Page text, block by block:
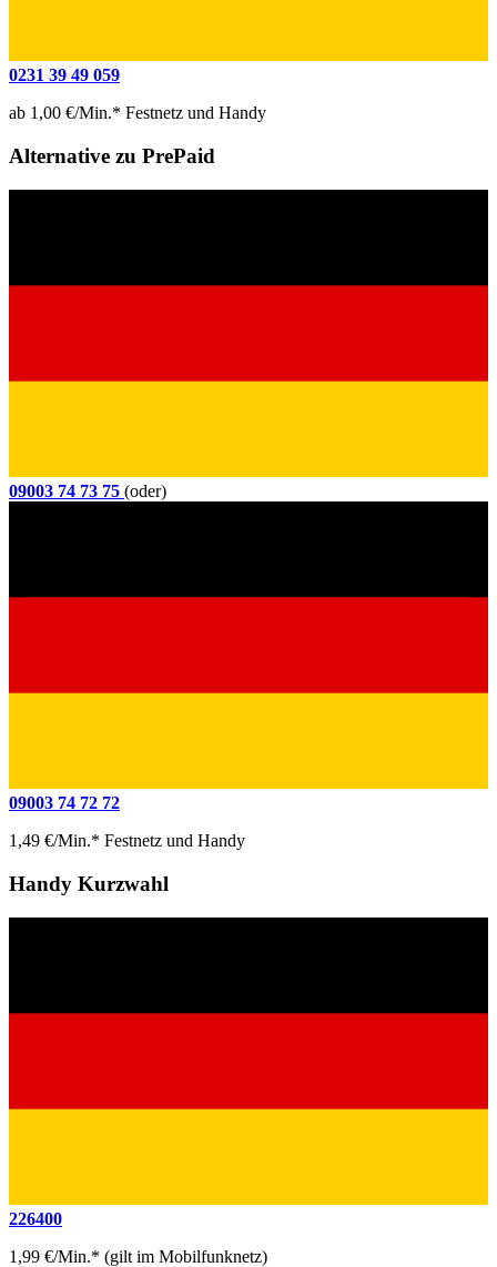
0231 39 49 059
ab 1,00 €/Min.* Festnetz und Handy
Alternative zu PrePaid
09003 74 73 75 (oder)
09003 74 72 72
1,49 €/Min.* Festnetz und Handy
Handy Kurzwahl
226400
1,99 €/Min.* (gilt im Mobilfunknetz)